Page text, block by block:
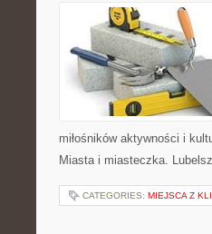
miłośników aktywności i
Miasta i miasteczka.
CATEGORIES: MIEJSCA Z